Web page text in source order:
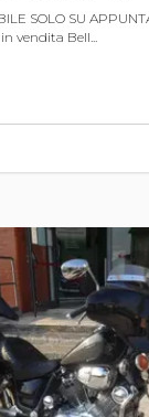
SOLO SU
vendita Bell...